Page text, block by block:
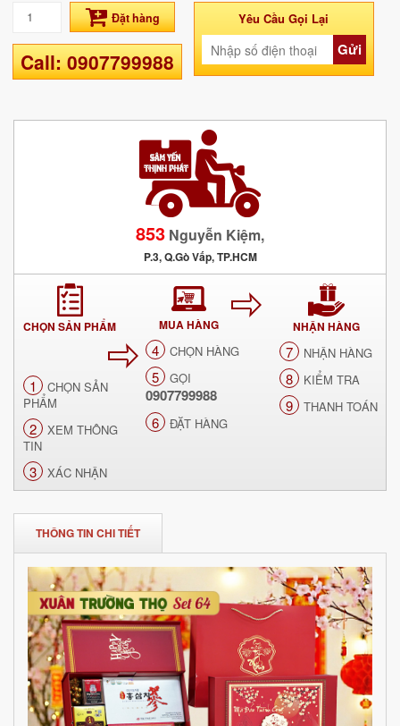
Đặt hàng
Call: 0907799988
Yêu Cầu Gọi Lại
Gửi
853 Nguyễn Kiệm,
P.3, Q.Gò Vấp, TP.HCM
CHỌN SẢN PHẨM
1
CHỌN SẢN
PHẨM
2
XEM THÔNG
TIN
3 XÁC NHẬN
MUA HÀNG
4 CHỌN HÀNG
5 GỌI
0907799988
6 ĐẶT HÀNG
NHẬN HÀNG
7 NHẬN HÀNG
8 KIỂM TRA
9 THANH TOÁN
THÔNG TIN CHI TIẾT